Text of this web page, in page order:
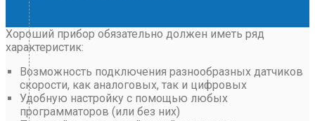
Хороший прибор обязательно должен иметь ряд
характеристик:
Возможность подключения разнообразных датчиков
скорости, как аналоговых, так и цифровых
Удобную настройку с помощью любых
программаторов (или без них)